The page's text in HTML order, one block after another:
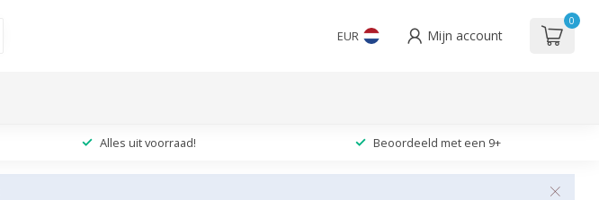
EUR Mijn account
0
Alles uit voorraad! Beoordeeld met een 9+